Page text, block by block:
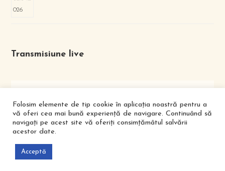
Transmisiune live
Folosim elemente de tip cookie în aplicația noastră pentru a
vă oferi cea mai bună experiență de navigare. Continuând să
navigați pe acest site vă oferiți consimțămâtul salvării
acestor date.
Acceptă